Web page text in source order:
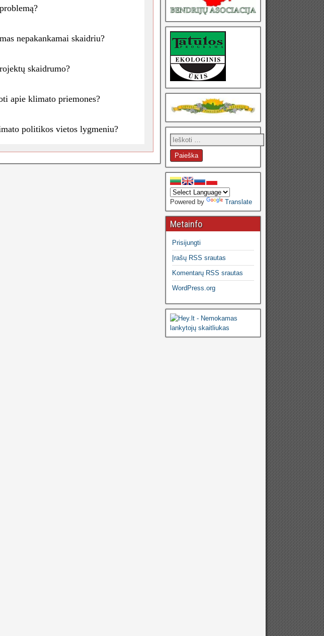
nepakankamai skaidriu?
skaidrumo?
apie klimato priemones?
politikos vietos lygmeniu?
Powered by Translate
Metainfo
Prisijungti
Įrašų RSS srautas
Komentarų RSS srautas
WordPress.org